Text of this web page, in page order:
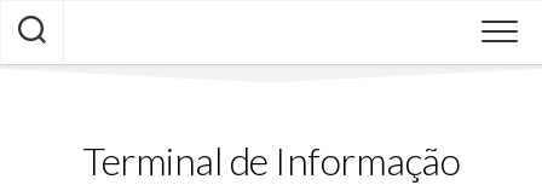
Skip
content
Terminal de Informação